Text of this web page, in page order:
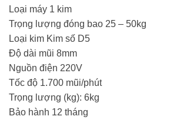
Loại máy 1 kim
Trọng lượng đóng bao 25 – 50kg
Loại kim Kim số D5
Độ dài mũi 8mm
Nguồn điện 220V
Tốc độ 1.700 mũi/phút
Trọng lượng (kg): 6kg
Bảo hành 12 tháng